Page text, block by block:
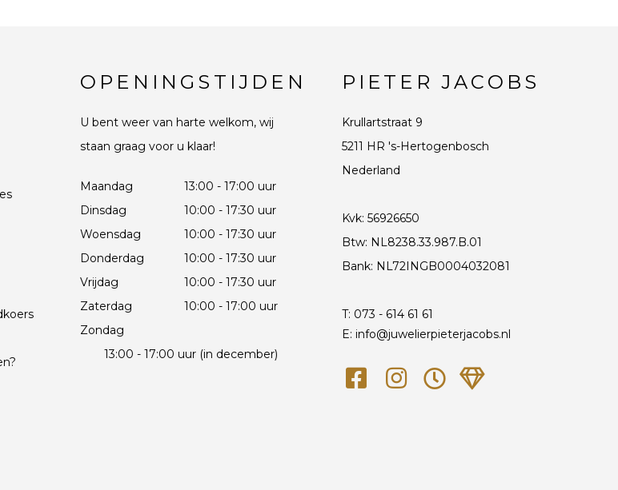
OPENINGSTIJDEN
U bent weer van harte welkom, wij
staan graag voor u klaar!
Maandag
13:00 - 17:00 uur
Dinsdag
10:00 - 17:30 uur
Woensdag
10:00 - 17:30 uur
Donderdag
10:00 - 17:30 uur
Vrijdag
10:00 - 17:30 uur
Zaterdag
10:00 - 17:00 uur
Zondag
13:00 - 17:00 uur (in december)
PIETER JACOBS
Krullartstraat 9
5211 HR 's-Hertogenbosch
Nederland
Kvk: 56926650
Btw: NL8238.33.987.B.01
Bank: NL72INGB0004032081
T: 073 - 614 61 61
E: info@juwelierpieterjacobs.nl